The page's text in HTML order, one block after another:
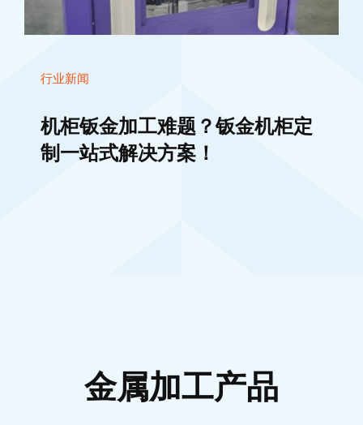
行业新闻
机柜钣金加工难题？钣金机柜定
制一站式解决方案！
金属加工产品